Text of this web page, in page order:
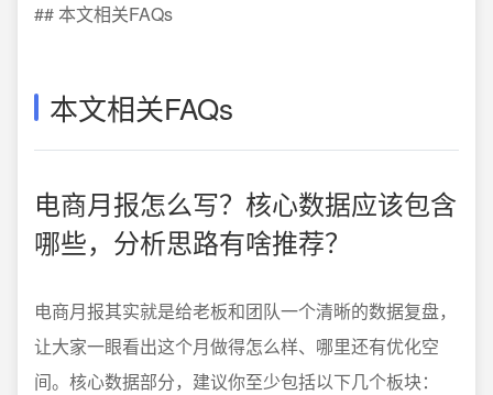
## 本文相关FAQs
本文相关FAQs
电商月报怎么写？核心数据应该包含
哪些，分析思路有啥推荐？
电商月报其实就是给老板和团队一个清晰的数据复盘，
让大家一眼看出这个月做得怎么样、哪里还有优化空
间。核心数据部分，建议你至少包括以下几个板块：